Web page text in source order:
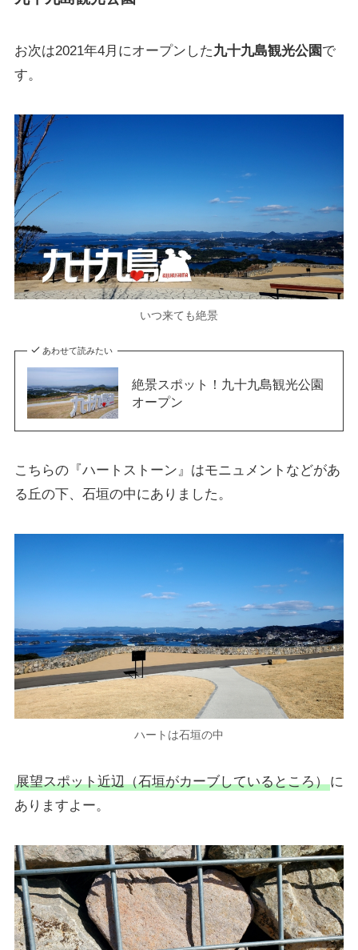
お次は2021年4月にオープンした九十九島観光公園で
す。
いつ来ても絶景
あわせて読みたい
絶景スポット！九十九島観光公園
オープン
こちらの『ハートストーン』はモニュメントなどがあ
る丘の下、石垣の中にありました。
ハートは石垣の中
展望スポット近辺（石垣がカーブしているところ）に
ありますよー。